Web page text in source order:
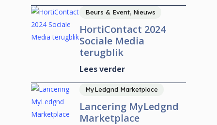
Beurs & Event, Nieuws
HortiContact 2024
Sociale Media
terugblik
Lees verder
MyLedgnd Marketplace
Lancering MyLedgnd
Marketplace